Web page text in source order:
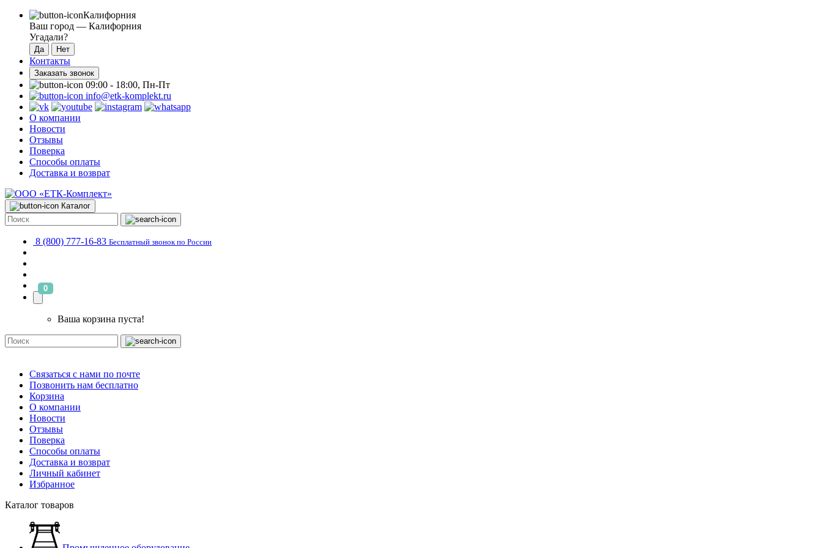
Калифорния
Ваш город — Калифорния
Угадали?
Контакты
Заказать звонок
09:00 - 18:00, Пн-Пт
info@etk-komplekt.ru
О компании
Новости
Отзывы
Поверка
Способы оплаты
Доставка и возврат
Каталог
8 (800) 777-16-83 Бесплатный звонок по России
0
Ваша корзина пуста!
Связаться с нами по почте
Позвонить нам бесплатно
Корзина
О компании
Новости
Отзывы
Поверка
Способы оплаты
Доставка и возврат
Личный кабинет
Избранное
Каталог товаров